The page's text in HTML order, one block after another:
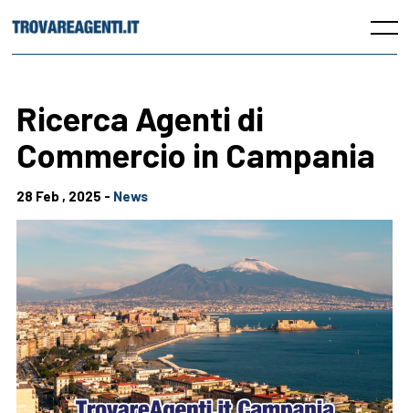
to
Menu
Ricerca Agenti di
Commercio in Campania
28 Feb , 2025 - News